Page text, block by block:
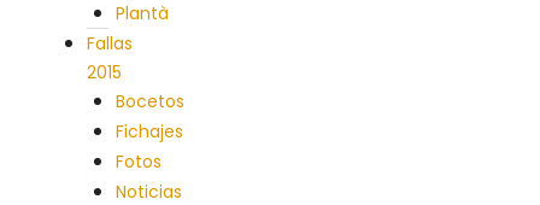
Plantà
Fallas
2015
Bocetos
Fichajes
Fotos
Noticias